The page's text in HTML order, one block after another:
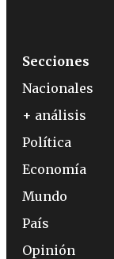
Secciones
Nacionales
+ análisis
Política
Economía
Mundo
País
Opinión